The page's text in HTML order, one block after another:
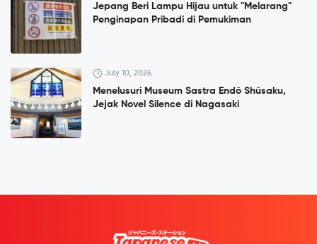
Jepang Beri Lampu Hijau untuk "Melarang"
Penginapan Pribadi di Pemukiman
July 10, 2026
Menelusuri Museum Sastra Endō Shūsaku,
Jejak Novel Silence di Nagasaki